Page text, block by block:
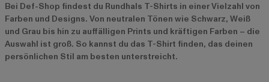
Bei Def-Shop findest du Rundhals T-Shirts in einer Vielzahl von
Farben und Designs. Von neutralen Tönen wie Schwarz, Weiß
und Grau bis hin zu auffälligen Prints und kräftigen Farben – die
Auswahl ist groß. So kannst du das T-Shirt finden, das deinen
persönlichen Stil am besten unterstreicht.